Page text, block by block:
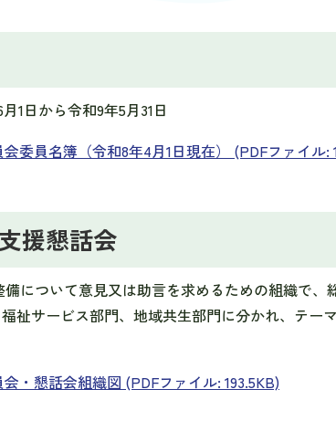
1日から令和9年5月31日
委員名簿（令和8年4月1日現在） (PDFファイル:
援懇話会
について意見又は助言を求めるための組織で、
祉サービス部門、地域共生部門に分かれ、テー
・懇話会組織図 (PDFファイル: 193.5KB)